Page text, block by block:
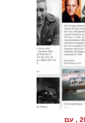
לקט צילומים היסטוריים מס' 20 , עם